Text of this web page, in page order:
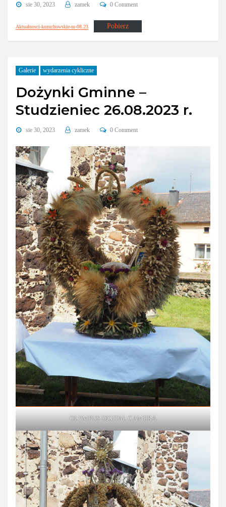
sie 30, 2023 zamek 0 Comment
Aktualnosci-kozuchowskie-nr-08.23 Pobierz
Galerie wydarzenia cykliczne
Dożynki Gminne –
Studzieniec 26.08.2023 r.
sie 30, 2023 zamek 0 Comment
OLYMPUS DIGITAL CAMERA